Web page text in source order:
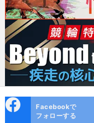
ok
Facebookで
フォローする